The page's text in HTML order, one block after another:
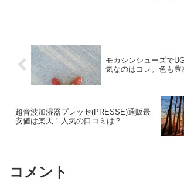
モカシンシューズで
気なのはコレ。色も豊
超音波加湿器プレッセ(PRESSE)通販最
安値は楽天！人気の口コミは？
コメント